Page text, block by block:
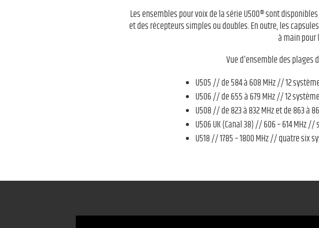
Les ensembles pour voix de la série U500® sont
et des récepteurs simples ou doubles. En outre, les
à main pour
Vue d'ensemble des plages
U505 // de 584 à 608 MHz // 12
U506 // de 655 à 679 MHz // 12
U508 // de 823 à 832 MHz et de 863
U506 UK (Canal 38) // 606 – 614
U518 // 1785 – 1800 MHz // quatre